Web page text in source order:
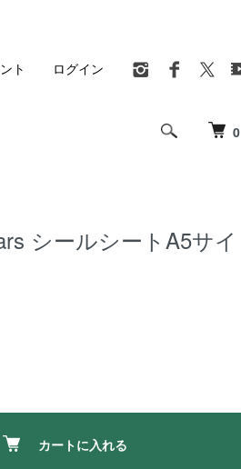
0
ト ログイン
シールシートA5サイ
カートに入れる